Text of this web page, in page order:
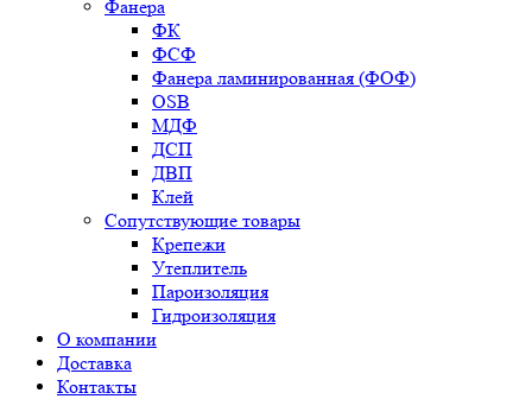
Фанера
ФК
ФСФ
Фанера ламинированная (ФОФ)
OSB
МДФ
ДСП
ДВП
Клей
Сопутствующие товары
Крепежи
Утеплитель
Пароизоляция
Гидроизоляция
О компании
Доставка
Контакты